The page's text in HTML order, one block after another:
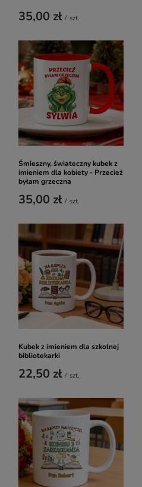
35,00 zł / szt.
Śmieszny, świateczny kubek z
imieniem dla kobiety - Przecież
byłam grzeczna
35,00 zł / szt.
Kubek z imieniem dla szkolnej
bibliotekarki
22,50 zł / szt.